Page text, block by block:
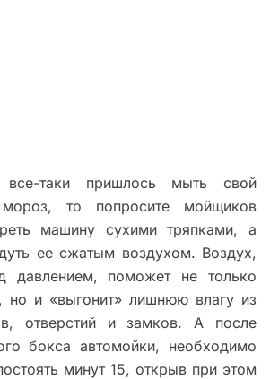
таки пришлось мыть свой
то попросите мойщиков
машину сухими тряпками, а
ее сжатым воздухом. Воздух,
давлением, поможет не только
но и «выгонит» лишнюю влагу из
отверстий и замков. А после
бокса автомойки, необходимо
минут 15, открыв при этом